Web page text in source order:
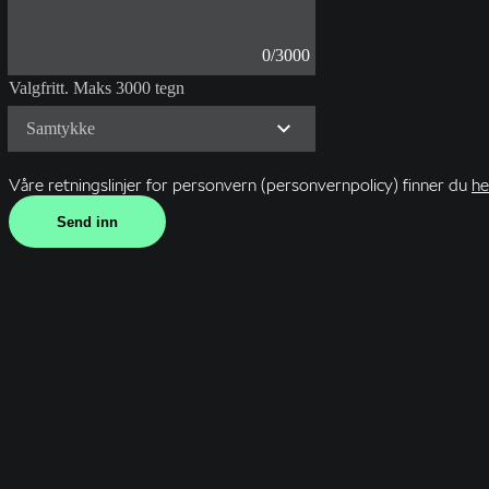
0/3000
Valgfritt. Maks 3000 tegn
Samtykke
Våre retningslinjer for personvern (personvernpolicy) finner du
Send inn